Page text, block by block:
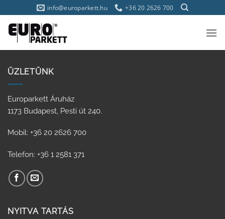
to
content
info@europarkett.hu +36 20 2626 700
ÜZLETÜNK
Europarkett Áruház
1173 Budapest, Pesti út 240.
Mobil: +36 20 2626 700
Telefon: +36 1 2581 371
NYITVA TARTÁS